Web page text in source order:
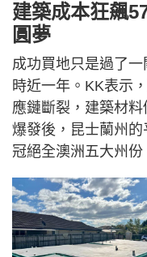
建築成本狂飆
圓夢
成功買地只是過了
時近一年。KK表示
應鏈斷裂，建築材
爆發後，昆士蘭州
冠絕全澳洲五大州份